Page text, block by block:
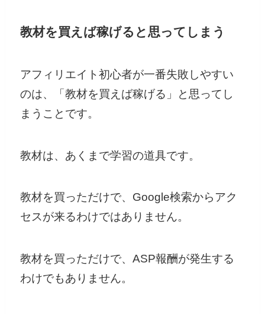
教材を買えば稼げると思ってしまう
アフィリエイト初心者が一番失敗しやすい
のは、「教材を買えば稼げる」と思ってし
まうことです。
教材は、あくまで学習の道具です。
教材を買っただけで、Google検索からアク
セスが来るわけではありません。
教材を買っただけで、ASP報酬が発生する
わけでもありません。